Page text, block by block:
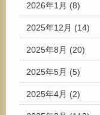
2026年1月 (8)
2025年12月 (14)
2025年8月 (20)
2025年5月 (5)
2025年4月 (2)